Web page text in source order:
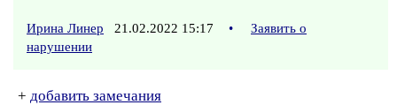
Ирина Линер 21.02.2022 15:17 •
Заявить о
нарушении
+ добавить замечания